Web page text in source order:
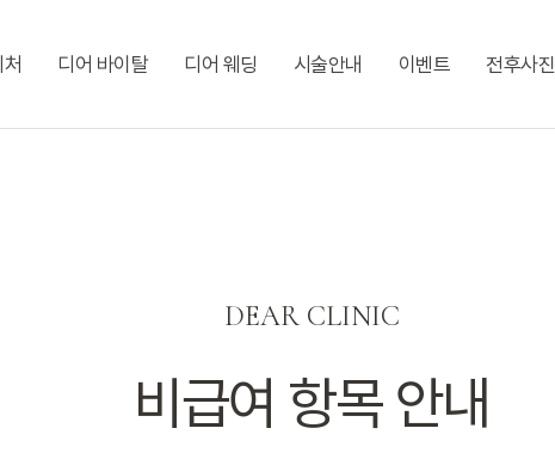
디어 바이탈 디어 웨딩 시술안내 이벤트 전후사진
DEAR CLINIC
비급여 항목 안내